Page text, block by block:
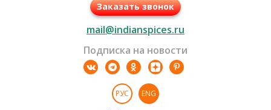
Заказать звонок
mail@indianspices.ru
Подписка на новости
РУС ENG